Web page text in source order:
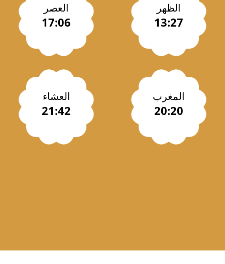
الظهر
13:27
العصر
17:06
المغرب
20:20
العشاء
21:42